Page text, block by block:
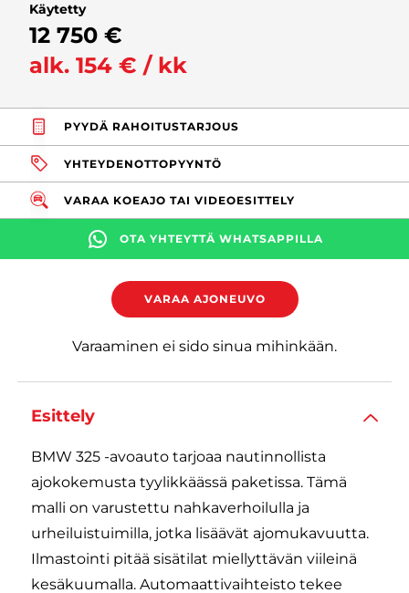
Käytetty
12 750 €
alk. 154 € / kk
PYYDÄ RAHOITUSTARJOUS
YHTEYDENOTTOPYYNTÖ
VARAA KOEAJO TAI VIDEOESITTELY
OTA YHTEYTTÄ WHATSAPPILLA
VARAA AJONEUVO
Varaaminen ei sido sinua mihinkään.
Esittely
BMW 325 -avoauto tarjoaa nautinnollista
ajokokemusta tyylikkäässä paketissa. Tämä
malli on varustettu nahkaverhoilulla ja
urheiluistuimilla, jotka lisäävät ajomukavuutta.
Ilmastointi pitää sisätilat miellyttävän viileinä
kesäkuumalla. Automaattivaihteisto tekee